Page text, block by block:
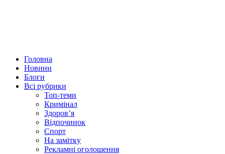
Головна
Новини
Блоги
Всі рубрики
Топ-теми
Кримінал
Здоров’я
Відпочинок
Спорт
На замітку
Рекламні оголошення